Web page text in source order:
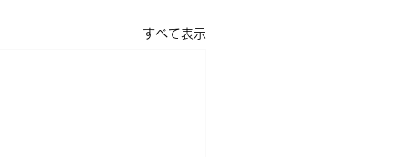
すべて表示